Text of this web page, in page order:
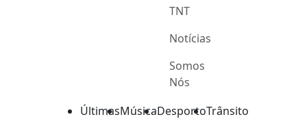
TNT
Notícias
Somos
Nós
ÚltimasMúsicaDesportoTrânsito